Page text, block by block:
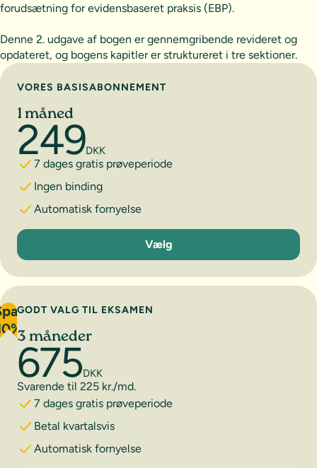
forudsætning for evidensbaseret praksis (EBP).
Denne 2. udgave af bogen er gennemgribende revideret og
opdateret, og bogens kapitler er struktureret i tre sektioner.
Vælg abonnement
VORES BASISABONNEMENT
1 måned
249DKK
7 dages gratis prøveperiode
Ingen binding
Automatisk fornyelse
1 måned
Vælg
GODT VALG TIL EKSAMEN
3 måneder
675DKK
Svarende til 225 kr./md.
7 dages gratis prøveperiode
Betal kvartalsvis
Automatisk fornyelse